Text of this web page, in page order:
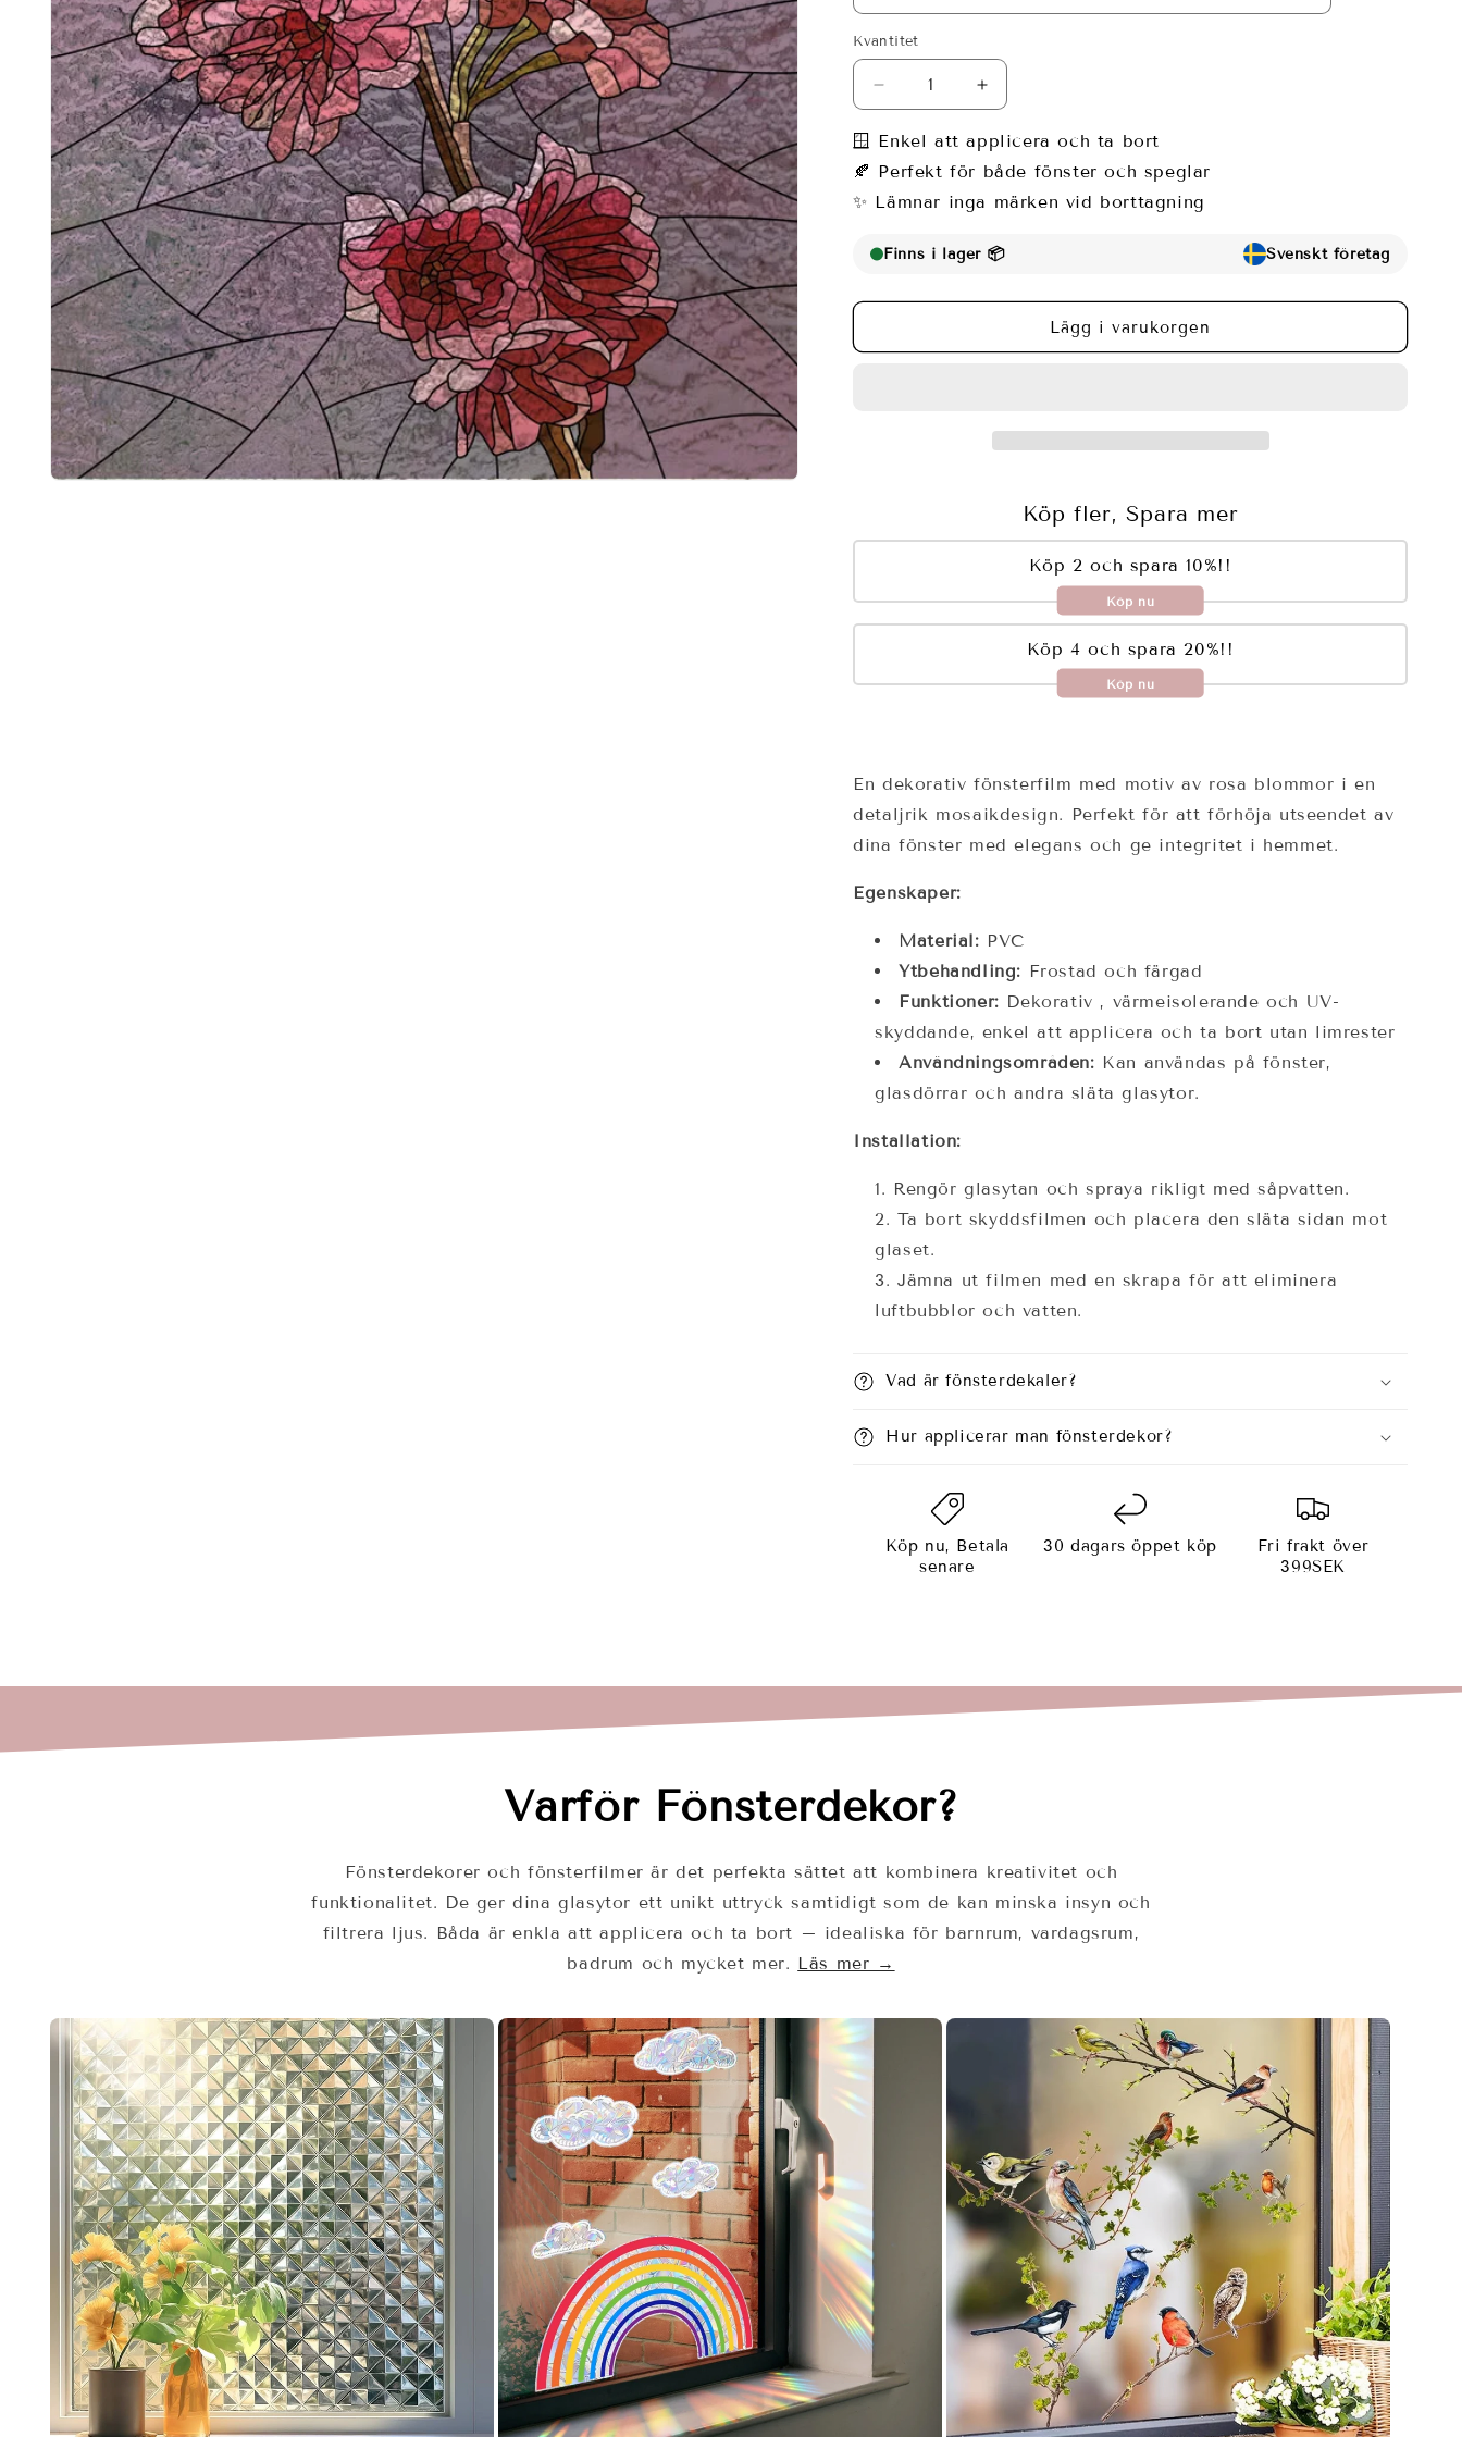
Kvantitet
Minska
kvantitet
för
Fönsterfilm
rosa
i
Öka
kvantitet
för
Fönsterfilm
rosa
i
🪟 Enkel att applicera och ta bort
🍂 Perfekt för både fönster och speglar
✨ Lämnar inga märken vid borttagning
Finns i lager 📦 Svenskt företag
Lägg i varukorgen
Köp fler, Spara mer
Köp 2 och spara 10%!!
Köp nu
Köp 4 och spara 20%!!
Köp nu
En dekorativ fönsterfilm med motiv av rosa blommor i en
detaljrik mosaikdesign. Perfekt för att förhöja utseendet av
dina fönster med elegans och ge integritet i hemmet.
Egenskaper:
Material: PVC
Ytbehandling: Frostad och färgad
Funktioner: Dekorativ , värmeisolerande och UV-
skyddande, enkel att applicera och ta bort utan limrester
Användningsområden: Kan användas på fönster,
glasdörrar och andra släta glasytor.
Installation:
Rengör glasytan och spraya rikligt med såpvatten.
Ta bort skyddsfilmen och placera den släta sidan mot
glaset.
Jämna ut filmen med en skrapa för att eliminera
luftbubblor och vatten.
Vad är fönsterdekaler?
Hur applicerar man fönsterdekor?
Köp nu, Betala
senare
30 dagars öppet köp
Fri frakt över
399SEK
Varför Fönsterdekor?
Fönsterdekorer och fönsterfilmer är det perfekta sättet att kombinera kreativitet och
funktionalitet. De ger dina glasytor ett unikt uttryck samtidigt som de kan minska insyn och
filtrera ljus. Båda är enkla att applicera och ta bort – idealiska för barnrum, vardagsrum,
badrum och mycket mer. Läs mer →